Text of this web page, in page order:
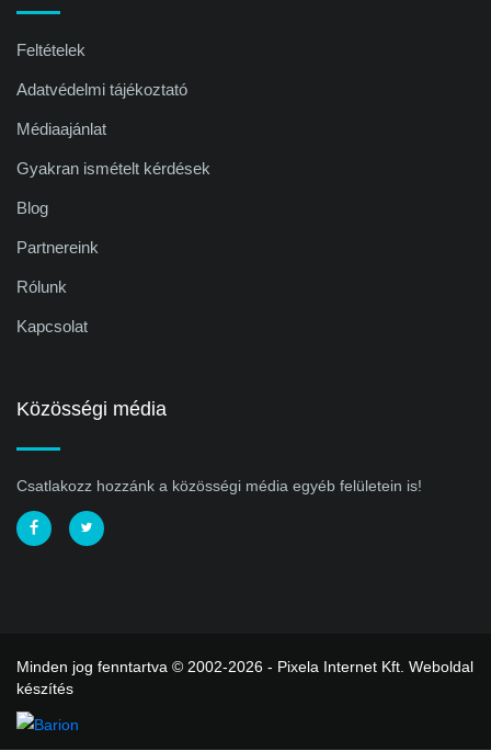
Feltételek
Adatvédelmi tájékoztató
Médiaajánlat
Gyakran ismételt kérdések
Blog
Partnereink
Rólunk
Kapcsolat
Közösségi média
Csatlakozz hozzánk a közösségi média egyéb felületein is!
Minden jog fenntartva © 2002-2026 - Pixela Internet Kft. Weboldal
készítés